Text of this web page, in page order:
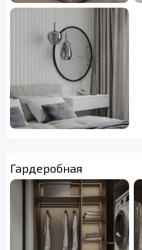
Гардеробная